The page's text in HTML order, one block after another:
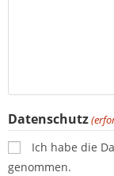
Datenschutz
Ich habe die
genommen.